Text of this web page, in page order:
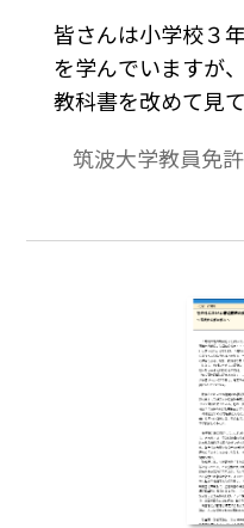
皆さんは小学校３
を学んでいますが
教科書を改めて見
「科学」というこ
筑波大学教員免